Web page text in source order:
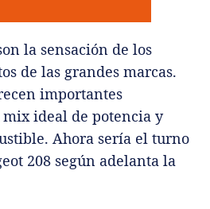
la sensación de los
de las grandes marcas.
importantes
ideal de potencia y
Ahora sería el turno
208 según adelanta la